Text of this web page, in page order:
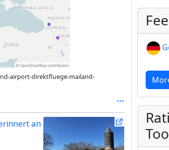
airport-direktfluege-mailand-
an